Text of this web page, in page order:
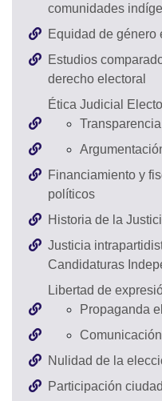
comunidades
Equidad de género
Estudios
derecho electoral
Ética Judicial
Financiamiento y
políticos
Historia de la
Justicia
Candidaturas
Libertad de
Propaganda
Nulidad de la
Participación